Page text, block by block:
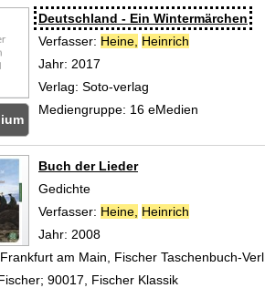
anzeigen
springen
Deutschland - Ein Wintermärchen
Verfasser: Heine, Heinrich
Jahr: 2017
Verlag: Soto-verlag
Mediengruppe: 16 eMedien
Buch der Lieder
Gedichte
Verfasser: Heine, Heinrich
Jahr: 2008
Frankfurt am Main, Fischer Taschenbuch-Verl.
90017, Fischer Klassik